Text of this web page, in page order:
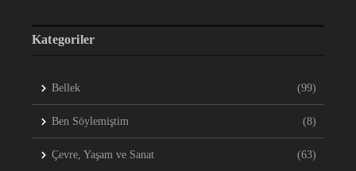
Kategoriler
Bellek (99)
Ben Söylemiştim (8)
Çevre, Yaşam ve Sanat (63)